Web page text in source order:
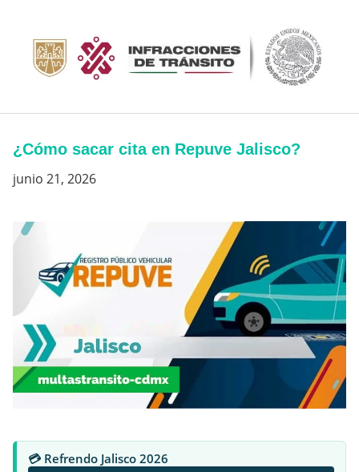
contenido
¿Cómo sacar cita en Repuve Jalisco?
junio 21, 2026
💳 Refrendo Jalisco 2026